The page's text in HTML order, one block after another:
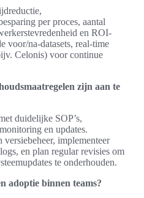
per proces, aantal
en ROI-
voor/na-datasets, real-time
Celonis) voor continue
zijn aan te
duidelijke SOP’s,
en updates.
implementeer
en plan regular revisies om
te onderhouden.
adoptie binnen teams?